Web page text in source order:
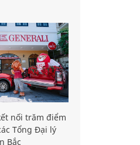
nối trăm điểm
Tổng Đại lý
Bắc